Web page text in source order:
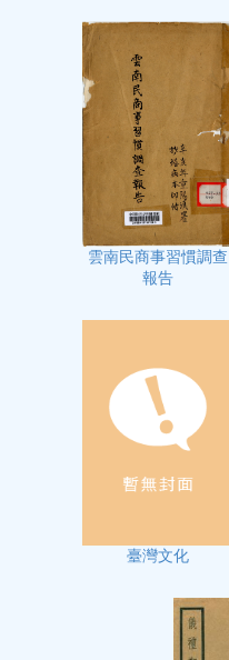
雲南民商事習慣調查
報告
臺灣文化